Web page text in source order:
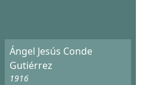
Ángel Jesús Conde
Gutiérrez
1916